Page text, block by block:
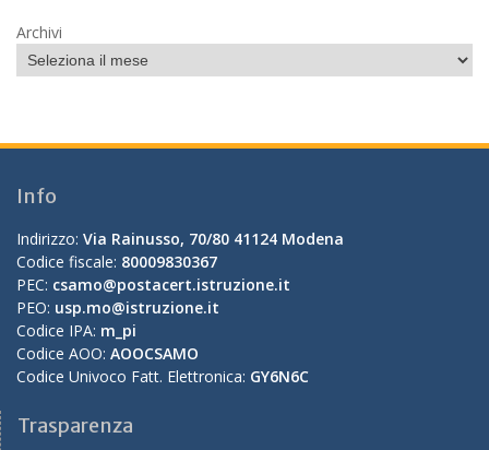
Archivi
Info
Indirizzo: Via Rainusso, 70/80 41124 Modena
Codice fiscale: 80009830367
PEC: csamo@postacert.istruzione.it
PEO: usp.mo@istruzione.it
Codice IPA: m_pi
Codice AOO: AOOCSAMO
Codice Univoco Fatt. Elettronica: GY6N6C
Trasparenza